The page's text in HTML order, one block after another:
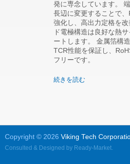
発に専念しています。
長辺に変更することで
強化し、高出力定格を
ド電極構造は良好な熱
ートします。 金属箔構
TCR性能を保証し、
フリーです。
続きを読む
Copyright © 2026 Viking Tech
Consulted & Designed by Ready-Market.